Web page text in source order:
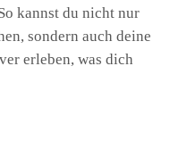
kannst du nicht nur
sondern auch deine
erleben, was dich